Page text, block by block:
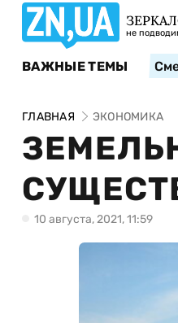
не
ВАЖНЫЕ ТЕМЫ
ГЛАВНАЯ ЭКОНОМИКА
10 августа, 2021, 11:59